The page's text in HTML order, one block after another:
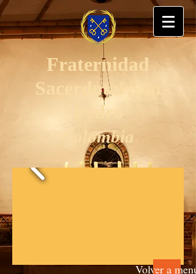
Fraternidad
Sacerdotal San
Pedro
Colombia
Volver a menú